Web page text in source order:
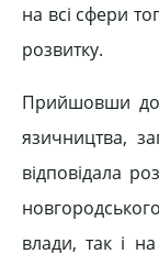
на всі сфери
розвитку.
Прийшовши до
язичництва,
відповідала
влади, так і